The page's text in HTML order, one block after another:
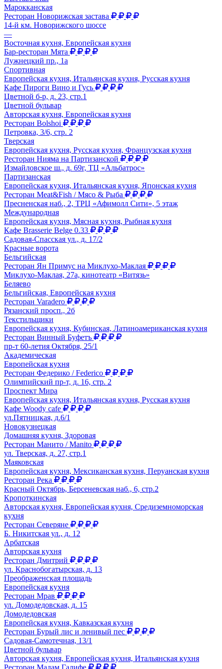
Марокканская
Ресторан Новорижская застава
14-й км. Новорижского шоссе
—
Восточная кухня, Европейская кухня
Бар-ресторан Мята
Лужнецкий пр., 1а
Спортивная
Европейская кухня, Итальянская кухня, Русская кухня
Кафе Пироги Вино и Гусь
Цветной б-р, д. 23, стр.1
Цветной бульвар
Авторская кухня, Европейская кухня
Ресторан Bolshoi
Петровка, 3/6, стр. 2
Тверская
Европейская кухня, Русская кухня, Французская кухня
Ресторан Нияма на Партизанской
Измайловское ш., д. 69г, ТЦ «Альбатрос»
Партизанская
Европейская кухня, Итальянская кухня, Японская кухня
Ресторан Meat&Fish / Мясо & Рыба
Пресненская наб., 2, ТРЦ «Афимолл Сити», 5 этаж
Международная
Европейская кухня, Мясная кухня, Рыбная кухня
Кафе Brasserie Belge 0.33
Садовая-Спасская ул., д. 17/2
Красные ворота
Бельгийская
Ресторан Ян Примус на Миклухо-Маклая
Миклухо-Маклая, 27а, кинотеатр «Витязь»
Беляево
Бельгийская, Европейская кухня
Ресторан Varadero
Рязанский просп., 2б
Текстильщики
Европейская кухня, Кубинская, Латиноамериканская кухня
Ресторан Винный Буфетъ
пр-т 60-летия Октября, 25/1
Академическая
Европейская кухня
Ресторан Федерико / Federico
Олимпийский пр-т, д. 16, стр. 2
Проспект Мира
Европейская кухня, Итальянская кухня, Русская кухня
Кафе Woody cafe
ул.Пятницкая, д.6/1
Новокузнецкая
Домашняя кухня, Здоровая
Ресторан Манито / Manito
ул. Тверская, д. 27, стр.1
Маяковская
Европейская кухня, Мексиканская кухня, Перуанская кухня
Ресторан Река
Красный Октябрь, Берсеневская наб., 6, стр.2
Кропоткинская
Авторская кухня, Европейская кухня, Средиземноморская
кухня
Ресторан Северяне
Б. Никитская ул., д. 12
Арбатская
Авторская кухня
Ресторан Дмитрий
ул. Краснобогатырская, д. 13
Преображенская площадь
Европейская кухня
Ресторан Мрав
ул. Домодедовская, д. 15
Домодедовская
Европейская кухня, Кавказская кухня
Ресторан Бурый лис и ленивый пес
Садовая-Самотечная, 13/1
Цветной бульвар
Авторская кухня, Европейская кухня, Итальянская кухня